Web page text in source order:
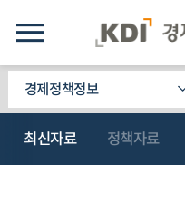
경제정책정보
최신자료 정책자료